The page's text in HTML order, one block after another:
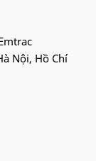
Nội, Hồ Chí